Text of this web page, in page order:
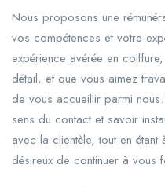
Nous proposons une
vos compétences et votre
expérience avérée en
détail, et que vous aimez
de vous accueillir parmi
sens du contact et savoir
avec la clientèle, tout en étant
désireux de continuer à vous